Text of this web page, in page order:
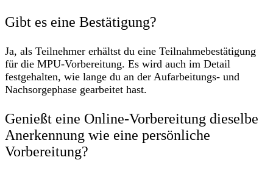
Gibt es eine Bestätigung?
Ja, als Teilnehmer erhältst du eine Teilnahmebestätigung
für die MPU-Vorbereitung. Es wird auch im Detail
festgehalten, wie lange du an der Aufarbeitungs- und
Nachsorgephase gearbeitet hast.
Genießt eine Online-Vorbereitung dieselbe
Anerkennung wie eine persönliche
Vorbereitung?